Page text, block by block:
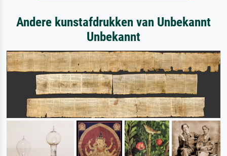
Andere kunstafdrukken van Unbekannt
Unbekannt